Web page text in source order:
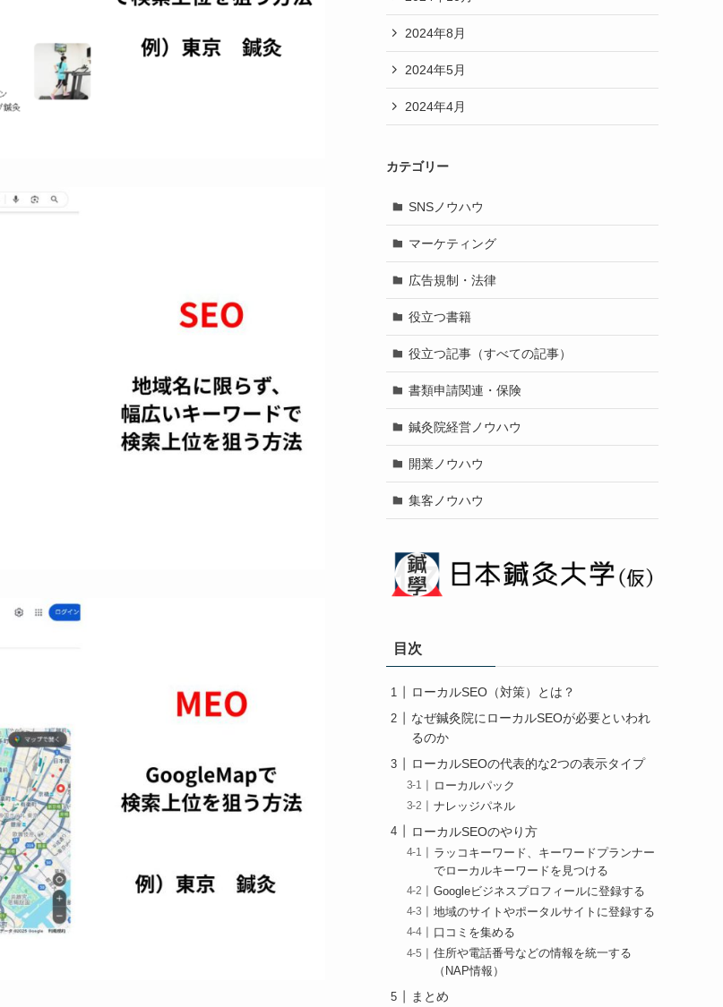
2024年8月
2024年5月
2024年4月
カテゴリー
SNSノウハウ
マーケティング
広告規制・法律
役立つ書籍
役立つ記事（すべての記事）
書類申請関連・保険
鍼灸院経営ノウハウ
開業ノウハウ
集客ノウハウ
目次
ローカルSEO（対策）とは？
なぜ鍼灸院にローカルSEOが必要といわれ
るのか
ローカルSEOの代表的な2つの表示タイプ
ローカルパック
ナレッジパネル
ローカルSEOのやり方
ラッコキーワード、キーワードプランナー
でローカルキーワードを見つける
Googleビジネスプロフィールに登録する
地域のサイトやポータルサイトに登録する
口コミを集める
住所や電話番号などの情報を統一する
（NAP情報）
まとめ